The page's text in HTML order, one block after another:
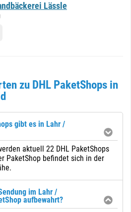
Lässle
zu DHL PaketShops in
gibt es in Lahr /
aktuell 22 DHL PaketShops
PaketShop befindet sich in der
im Lahr /
aufbewahrt?